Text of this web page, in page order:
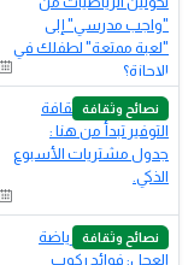
نصائح وثقافة
نصائح وثقافة